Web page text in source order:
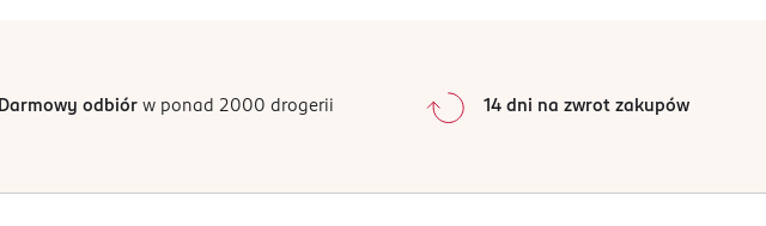
0%
Sortowanie wgdata: od najnowszej
Darmowy odbiórw ponad 2000 drogerii 14 dni na zwrot zakupów